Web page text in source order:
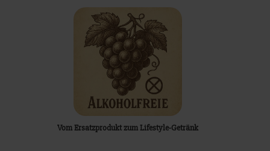
Vom Ersatzprodukt zum Lifestyle-Getränk